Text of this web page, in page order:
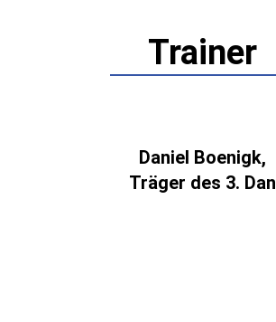
Trainer
Daniel Boenigk,
Träger des 3. Dan